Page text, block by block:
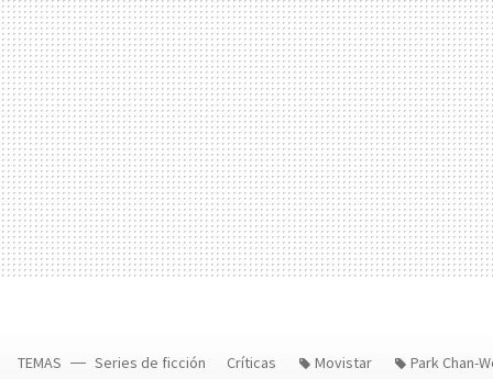
TEMAS Series de ficción Críticas Movistar Park Chan-